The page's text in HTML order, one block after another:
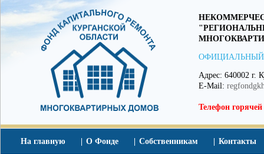
ОФИЦИАЛЬНЫЙ
Адрес: 640002 г.
E-Mail:
Телефон
На главную О Фонде Собственникам Контакты